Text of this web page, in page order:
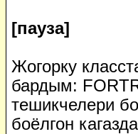
[пауза]
Жогорку
бардым:
тешикчелери
боёлгон